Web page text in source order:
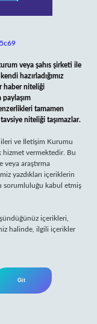
veya şahıs şirketi ile
hazırladığımız
haber niteliği
paylaşım
tamamen
niteliği taşımazlar.
ve İletişim Kurumu
hizmet vermektedir. Bu
araştırma
yazdıkları içeriklerin
sorumluluğu kabul etmiş
içerikleri,
halinde, ilgili içerikler